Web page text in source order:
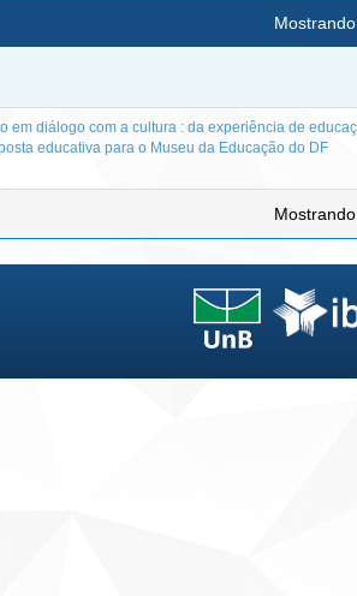
em diálogo com a cultura : da experiência de
educativa para o Museu da Educação do DF